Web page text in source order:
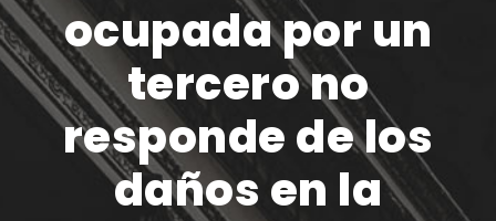
ocupada por un
tercero no
responde de los
daños en la